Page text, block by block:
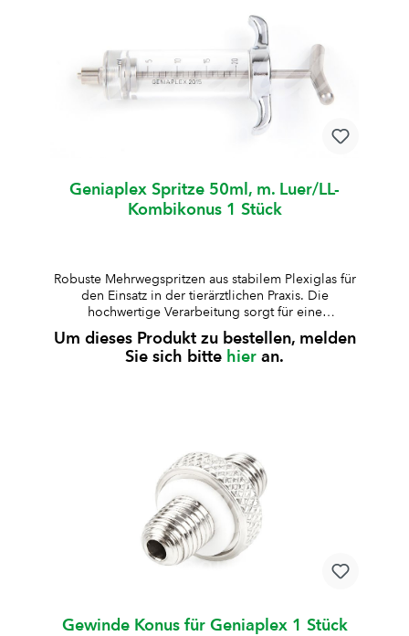
KolbenringGraduierungHubW008654Standard10
mlW0086550.5 mlzentralW006795Standard20
mlW0090451 mlexcentrischW008756kurz30
mlW0087882 mlexcentrischW007637kurz50
mlW0087352 mlexcentrischW008736lang100
mlW0087352 mlexcentrischW008638Standard200
mlW0086115 mlexcentrisch
Geniaplex Spritze 50ml, m. Luer/LL-
Kombikonus 1 Stück
Robuste Mehrwegspritzen aus stabilem Plexiglas für
den Einsatz in der tierärztlichen Praxis. Die
hochwertige Verarbeitung sorgt für eine
zuverlässige Anwendung und lange Lebensdauer.
aus besonders stabilem Plexiglas gefertigtKolben,
Kolbenstange und Griff aus rostfreiem Stahl, Deckel
KolbenringGraduierungHubW008654Standard10
mlW0086550.5 mlzentralW006795Standard20
mlW0090451 mlexcentrischW008756kurz30
mlW0087882 mlexcentrischW007637kurz50
mlW0087352 mlexcentrischW008736lang100
mlW0087352 mlexcentrischW008638Standard200
mlW0086115 mlexcentrisch
Um dieses Produkt zu bestellen, melden
Sie sich bitte hier an.
Gewinde Konus für Geniaplex 1 Stück